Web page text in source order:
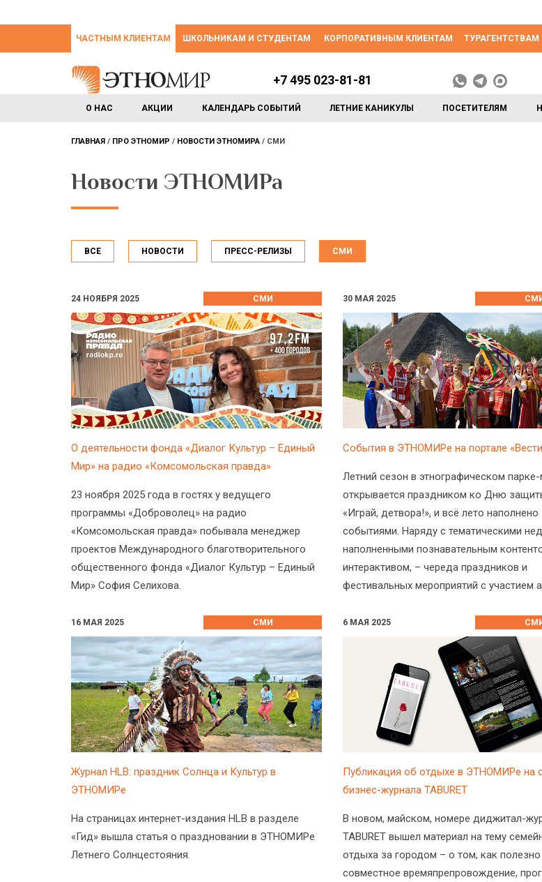
ЧАСТНЫМ КЛИЕНТАМ ШКОЛЬНИКАМ И СТУДЕНТАМ КОРПОРАТИВНЫМ КЛИЕНТАМ ТУРАГЕНТСТВАМ
О НАС АКЦИИ КАЛЕНДАРЬ СОБЫТИЙ ЛЕТНИЕ КАНИКУЛЫ ПОСЕТИТЕЛЯМ
+7 495 023-81-81
ГЛАВНАЯ ПРО ЭТНОМИР НОВОСТИ ЭТНОМИРА СМИ
Новости ЭТНОМИРа
ВСЕ НОВОСТИ ПРЕСС-РЕЛИЗЫ СМИ
24 НОЯБРЯ 2025 СМИ
О деятельности фонда «Диалог Культур – Единый
Мир» на радио «Комсомольская правда»
23 ноября 2025 года в гостях у ведущего
программы «Доброволец» на радио
«Комсомольская правда» побывала менеджер
проектов Международного благотворительного
общественного фонда «Диалог Культур – Единый
Мир» София Селихова.
30 МАЯ 2025
События в ЭТНОМИРе на портале
Летний сезон в этнографическом парке-
открывается праздником ко Дню
«Играй, детвора!», и всё лето наполнено
событиями. Наряду с тематическими
наполненными познавательным
интерактивом, – череда праздников и
фестивальных мероприятий с участием
16 МАЯ 2025 СМИ
Журнал HLB: праздник Солнца и Культур в
ЭТНОМИРе
На страницах интернет-издания HLB в разделе
«Гид» вышла статья о праздновании в ЭТНОМИРе
Летнего Солнцестояния.
6 МАЯ 2025
Публикация об отдыхе в ЭТНОМИРе на
бизнес-журнала TABURET
В новом, майском, номере диджитал-
TABURET вышел материал на тему
отдыха за городом – о том, как полезно
совместное времяпрепровождение,